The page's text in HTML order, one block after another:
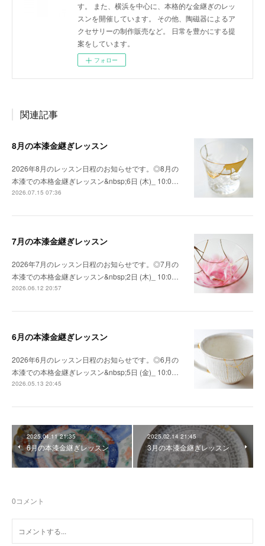
す。 また、横浜を中心に、本格的な金継ぎのレッ
スンを開催しています。 その他、陶磁器によるア
クセサリーの制作販売など。 日常を豊かにする提
案をしています。
フォロー
関連記事
8月の本漆金継ぎレッスン
2026年8月のレッスン日程のお知らせです。◎8月の
本漆での本格金継ぎレッスン&nbsp;6日 (木)_ 10:0…
2026.07.15 07:36
7月の本漆金継ぎレッスン
2026年7月のレッスン日程のお知らせです。◎7月の
本漆での本格金継ぎレッスン&nbsp;2日 (木)_ 10:0…
2026.06.12 20:57
6月の本漆金継ぎレッスン
2026年6月のレッスン日程のお知らせです。◎6月の
本漆での本格金継ぎレッスン&nbsp;5日 (金)_ 10:0…
2026.05.13 20:45
2025.04.11 21:35
6月の本漆金継ぎレッスン
2025.02.14 21:45
3月の本漆金継ぎレッスン
0コメント